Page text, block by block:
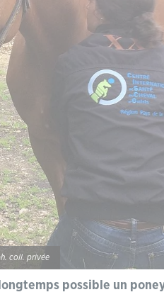
coll. privée
possible un